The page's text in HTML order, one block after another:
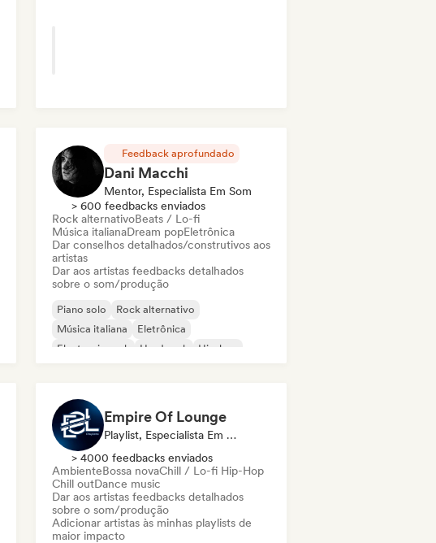
Feedback aprofundado
Dani Macchi
Mentor, Especialista Em Som
> 600 feedbacks enviados
Rock alternativoBeats / Lo-fi
Música italianaDream popEletrônica
Dar conselhos detalhados/construtivos aos
artistas
Dar aos artistas feedbacks detalhados
sobre o som/produção
Piano solo
Rock alternativo
Música italiana
Eletrônica
Electronic rock
Hard rock
Hip-hop
Empire Of Lounge
Playlist, Especialista Em Som
> 4000 feedbacks enviados
AmbienteBossa novaChill / Lo-fi Hip-Hop
Chill outDance music
Dar aos artistas feedbacks detalhados
sobre o som/produção
Adicionar artistas às minhas playlists de
maior impacto